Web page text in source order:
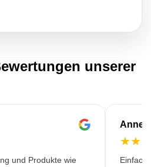
unserer
und Produkte wie
Anne-
★★